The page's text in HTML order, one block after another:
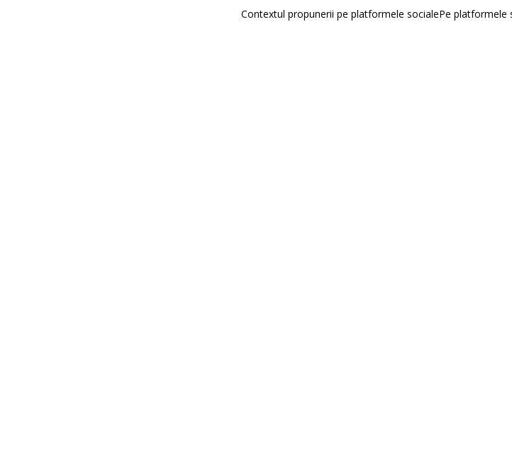
Contextul propunerii pe platformele socialePe platformele